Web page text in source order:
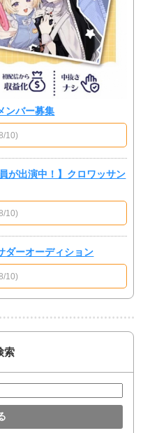
ンバー募集
10)
が出演中！】クロワッサン
10)
ダーオーディション
10)
索